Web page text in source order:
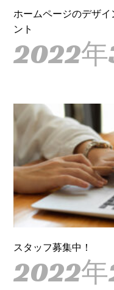
ホームページのデザ
ント
2022年
スタッフ募集中！
2022年